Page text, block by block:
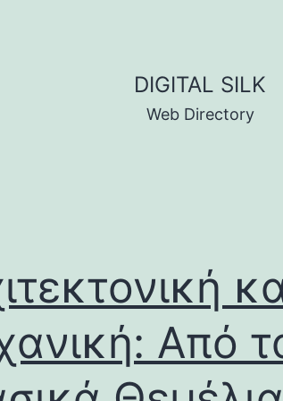
DIGITAL SILK
Web Directory
Από